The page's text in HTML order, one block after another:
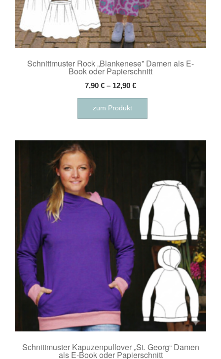
Schnittmuster Rock „Blankenese” Damen als E-
Book oder Papierschnitt
7,90 € – 12,90 €
zum Produkt
Dieses
weist
Optionen
können
auf
der
Produktseite
gewählt
werden
Schnittmuster Kapuzenpullover „St. Georg“ Damen
als E-Book oder Papierschnitt